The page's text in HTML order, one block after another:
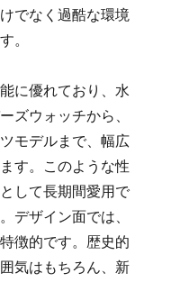
でなく過酷な環境
。
に優れており、水
ズウォッチから、
モデルまで、幅広
す。このような性
して長期間愛用で
デザイン面では、
徴的です。歴史的
気はもちろん、新